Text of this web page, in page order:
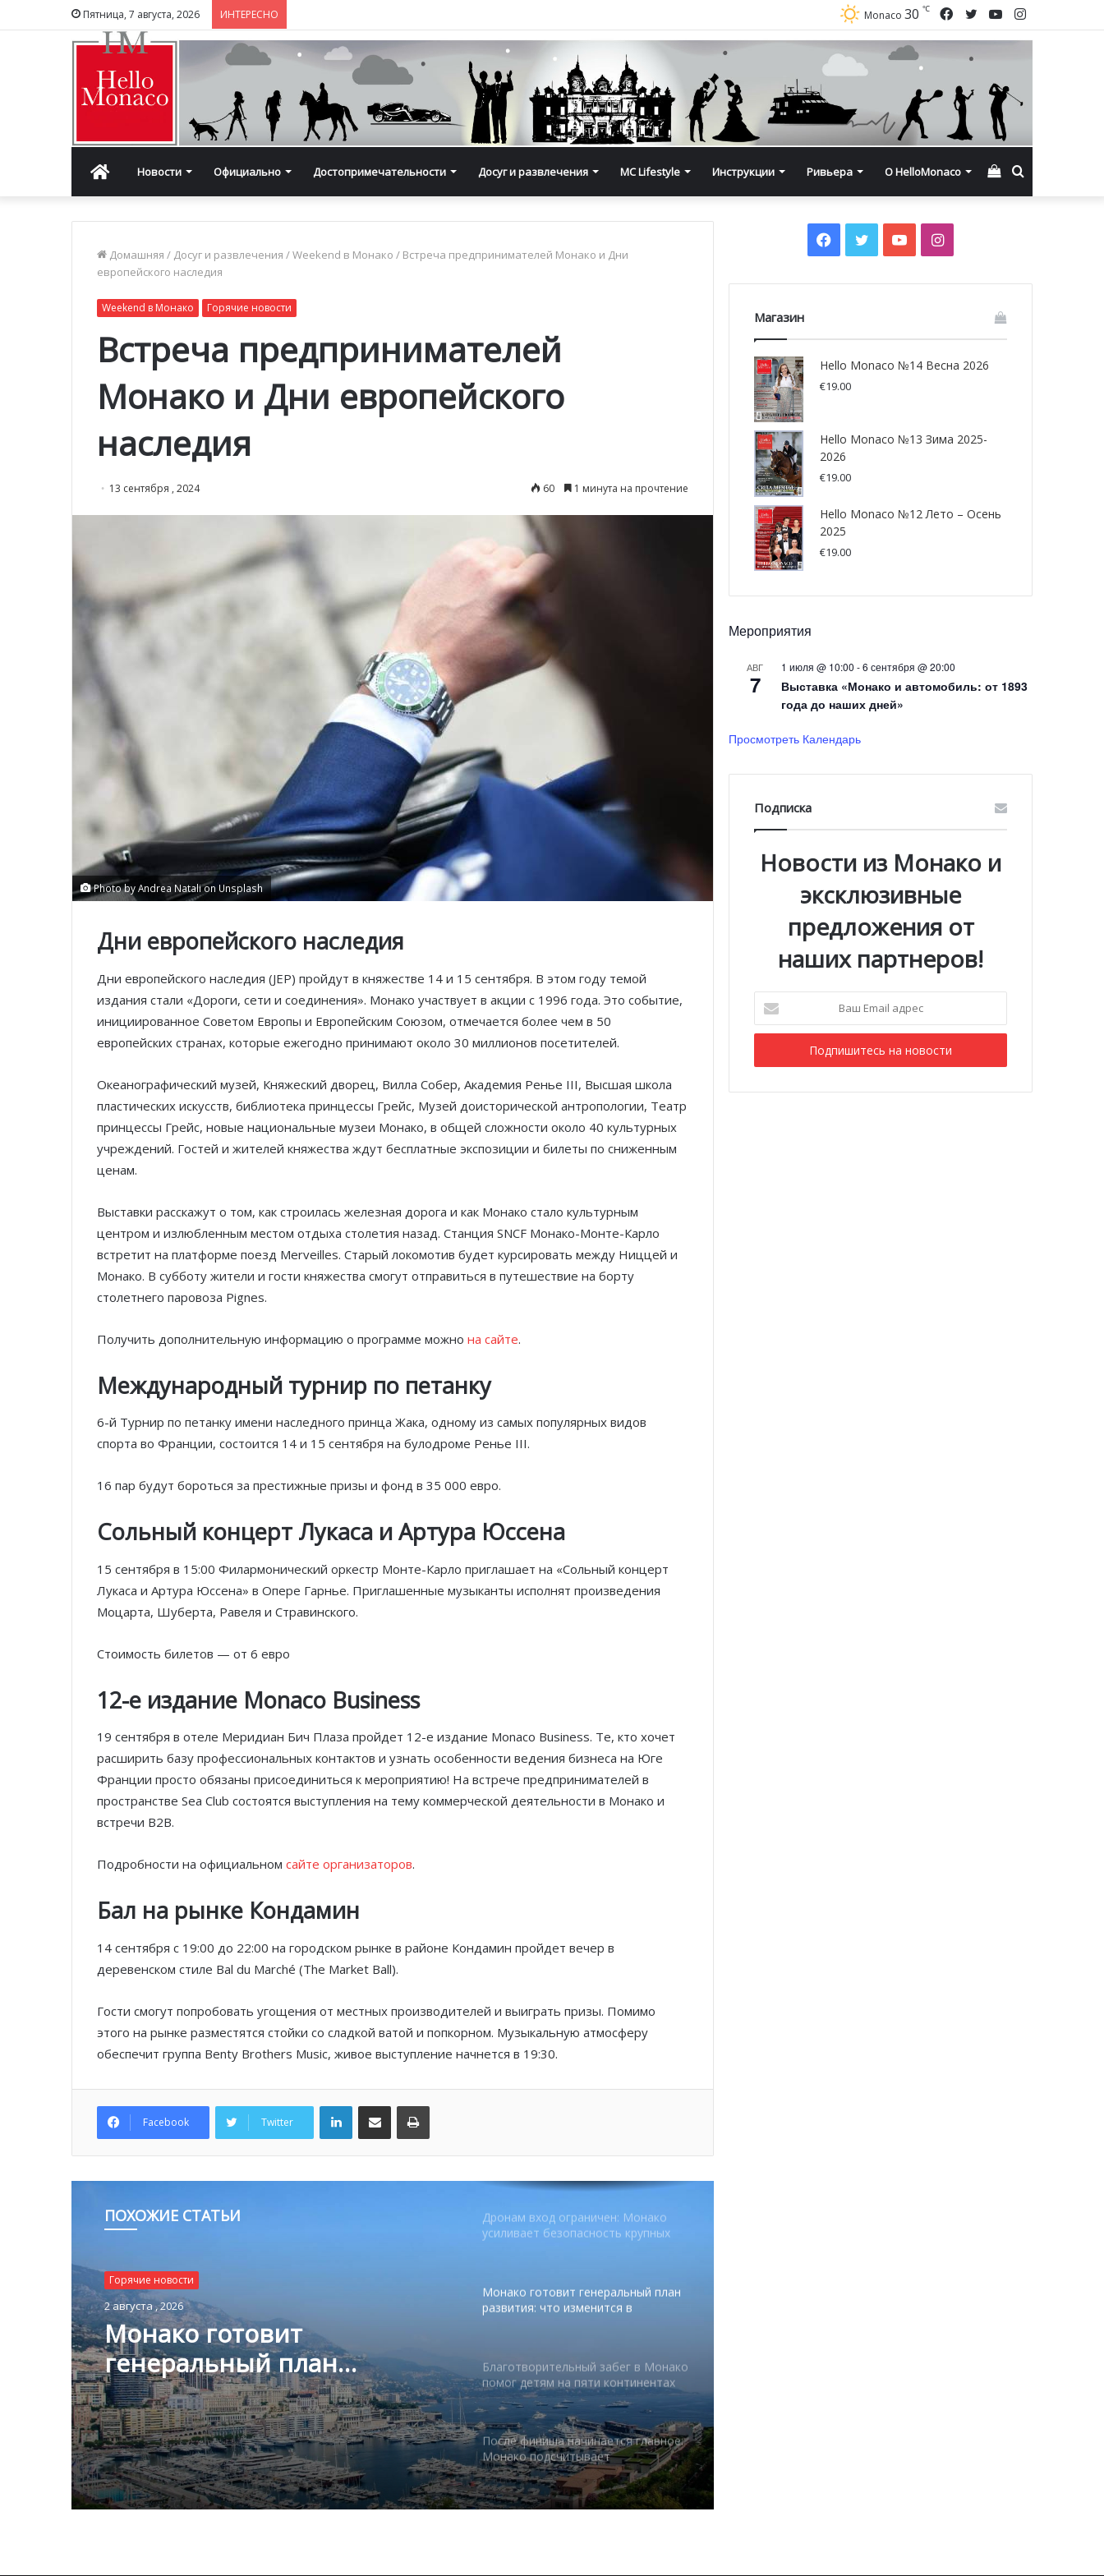
Пятница, 7 августа, 2026 ИНТЕРЕСНО Instagram
YouTube
Twitter
Facebook
Monaco 30 ℃
ГлавнаяНовости Официально Достопримечательности Досуг и развлечения MC Lifestyle Инструкции Ривьера О HelloMonaco Смотреть
Домашняя / Досуг и развлечения /Weekend в Монако / Встреча предпринимателей Монако и Дни
европейского наследия
Weekend в Монако Горячие новости
Встреча предпринимателей
Монако и Дни европейского
наследия
13 сентября , 2024 60 1 минута на прочтение
Photo by Andrea Natali on Unsplash
Дни европейского наследия
Дни европейского наследия (JEP) пройдут в княжестве 14 и 15 сентября. В этом году темой
издания стали «Дороги, сети и соединения». Монако участвует в акции с 1996 года. Это событие,
инициированное Советом Европы и Европейским Союзом, отмечается более чем в 50
европейских странах, которые ежегодно принимают около 30 миллионов посетителей.
Океанографический музей, Княжеский дворец, Вилла Собер, Академия Ренье III, Высшая школа
пластических искусств, библиотека принцессы Грейс, Музей доисторической антропологии, Театр
принцессы Грейс, новые национальные музеи Монако, в общей сложности около 40 культурных
учреждений. Гостей и жителей княжества ждут бесплатные экспозиции и билеты по сниженным
ценам.
Выставки расскажут о том, как строилась железная дорога и как Монако стало культурным
центром и излюбленным местом отдыха столетия назад. Станция SNCF Монако-Монте-Карло
встретит на платформе поезд Merveilles. Старый локомотив будет курсировать между Ниццей и
Монако. В субботу жители и гости княжества смогут отправиться в путешествие на борту
столетнего паровоза Pignes.
Получить дополнительную информацию о программе можно на сайте.
Международный турнир по петанку
6-й Турнир по петанку имени наследного принца Жака, одному из самых популярных видов
спорта во Франции, состоится 14 и 15 сентября на булодроме Ренье III.
16 пар будут бороться за престижные призы и фонд в 35 000 евро.
Сольный концерт Лукаса и Артура Юссена
15 сентября в 15:00 Филармонический оркестр Монте-Карло приглашает на «Сольный концерт
Лукаса и Артура Юссена» в Опере Гарнье. Приглашенные музыканты исполнят произведения
Моцарта, Шуберта, Равеля и Стравинского.
Стоимость билетов — от 6 евро
12-е издание Monaco Business
19 сентября в отеле Меридиан Бич Плаза пройдет 12-е издание Monaco Business. Те, кто хочет
расширить базу профессиональных контактов и узнать особенности ведения бизнеса на Юге
Франции просто обязаны присоединиться к мероприятию! На встрече предпринимателей в
пространстве Sea Club состоятся выступления на тему коммерческой деятельности в Монако и
встречи B2B.
Подробности на официальном сайте организаторов.
Бал на рынке Кондамин
14 сентября с 19:00 до 22:00 на городском рынке в районе Кондамин пройдет вечер в
деревенском стиле Bal du Marché (The Market Ball).
Гости смогут попробовать угощения от местных производителей и выиграть призы. Помимо
этого на рынке разместятся стойки со сладкой ватой и попкорном. Музыкальную атмосферу
обеспечит группа Benty Brothers Music, живое выступление начнется в 19:30.
Facebook Twitter
LinkedInПоделиться по электронной почте Распечатать
ПОХОЖИЕ СТАТЬИ
Горячие новости
2 августа , 2026
Монако готовит
генеральный план
развития: что изменится в
Княжестве
Горячие новости
1 августа , 2026
Благотворительный забег в
Монако помог детям на
пяти континентах
Князь Альбер II и Принцесса
Шарлен посетили 77-й Бал
Красного Креста Монако
летних ночей
с драгоценностями на сумму свыше
усиливает безопасность крупных
Монако готовит генеральный план
развития: что изменится в
Благотворительный забег в Монако
помог детям на пяти континентах
После финиша начинается главное:
Монако подсчитывает
экономическую ценность Гран-при
Формулы-1
Отели Монако стали главным
драйвером роста индустрии
гостеприимства
Facebook
TwitterYouTubeInstagram
Магазин
Hello Monaco №14 Весна 2026
€19.00
Hello Monaco №13 Зима 2025-
2026
€19.00
Hello Monaco №12 Лето – Осень
2025
€19.00
Мероприятия
АВГ
7
1 июля @ 10:00 -6 сентября @ 20:00
Выставка «Монако и автомобиль: от 1893
года до наших дней»
Просмотреть Календарь
Подписка
Новости из Монако и
эксклюзивные
предложения от
наших партнеров!
Email
адрес